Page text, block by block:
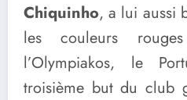
Chiquinho, a lui aussi
les couleurs
l’Olympiakos, le
troisième but du club